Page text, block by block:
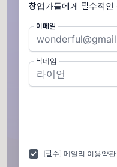
창업가들에게 필수적인
이메일
닉네임
[필수] 메일리 이용약관